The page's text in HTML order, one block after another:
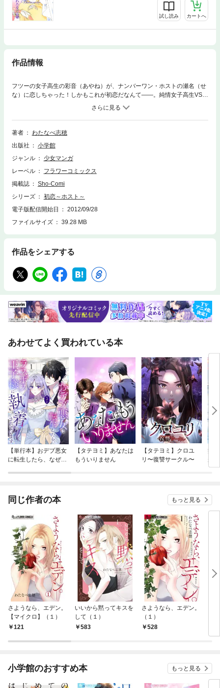
試し読み カートへ
作品情報
フツーの女子高生の彩音（あやね）が、ナンバーワン・ホストの瀬名（せ
な）に恋しちゃった！しかもこれが初恋だなんて――。純情女子高生VSナ
ンバーワン・ホストのハラハラ・キケンなレンアイ遊戯。このほか、ふだ
んはマジメな先輩が夢の中で激Hに豹変しちゃう、超セクシーラブコメ
「夢性リピドー」収録。収録作品：初恋～ホスト～／夢性リピドー／ウラ
ハラGirl／裏初恋～ホスト～
著者
わたなべ志穂
出版社
小学館
ジャンル
少女マンガ
レーベル
フラワーコミックス
掲載誌
Sho-Comi
シリーズ
初恋～ホスト～
電子版配信開始日
2012/09/28
ファイルサイズ
39.28 MB
作品をシェアする
あわせてよく買われている本
【単行本】おデブ悪女
に転生したら、なぜか
【タテヨミ】あなたは
もういりません
【タテヨミ】クロユ
リ〜復讐サークル〜
病
が
ぎ
同じ作者の本 もっと見る
さようなら、エデン。
【マイクロ】（１）
121
いいから黙ってキスを
して（１）
583
さようなら、エデン。
（１）
528
小学館のおすすめ本 もっと見る